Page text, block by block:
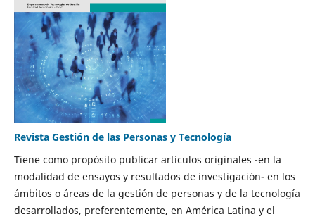
Revista Gestión de las Personas y Tecnología
Tiene como propósito publicar artículos originales -en la
modalidad de ensayos y resultados de investigación- en los
ámbitos o áreas de la gestión de personas y de la tecnología
desarrollados, preferentemente, en América Latina y el